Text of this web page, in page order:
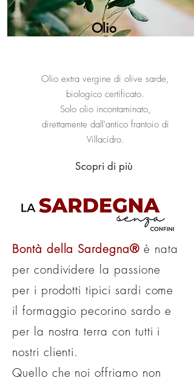
Olio
Olio extra vergine di olive sarde,
biologico certificato.
Solo olio incontaminato,
direttamente dall'antico frantoio di
Villacidro.
Scopri di più
Bontà della Sardegna®è nata
per condividere la passione
per i prodotti tipici sardi come
il formaggio pecorino sardo e
per la nostra terra con tutti i
nostri clienti.
Quello che noi offriamo non